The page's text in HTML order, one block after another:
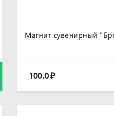
Магнит сувенирный
100.0₽